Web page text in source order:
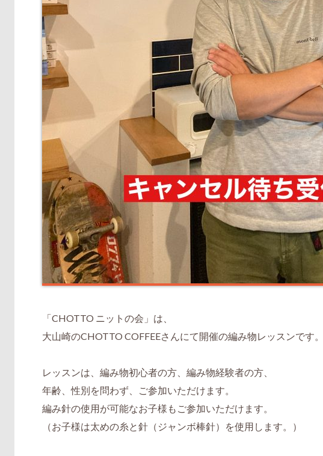
「CHOTTO ニットの会」は、
大山崎のCHOTTO COFFEEさんにて開催の編み物レッスンです。
レッスンは、編み物初心者の方、編み物経験者の方、
年齢、性別を問わず、ご参加いただけます。
編み針の使用が可能なお子様もご参加いただけます。
（お子様は太めの糸と針（ジャンボ棒針）を使用します。）